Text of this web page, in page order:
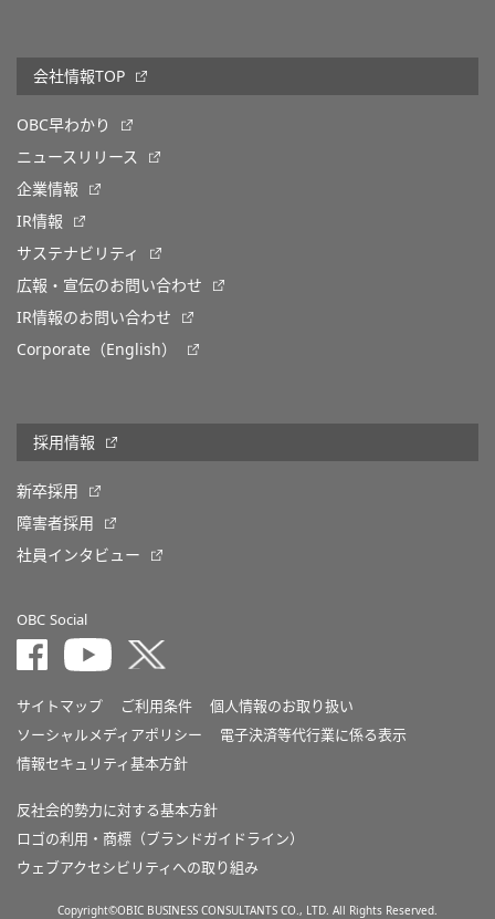
会社情報TOP
OBC早わかり
ニュースリリース
企業情報
IR情報
サステナビリティ
広報・宣伝のお問い合わせ
IR情報のお問い合わせ
Corporate（English）
採用情報
新卒採用
障害者採用
社員インタビュー
OBC Social
サイトマップ ご利用条件
個人情報のお取り扱い
ソーシャルメディアポリシー
電子決済等代行業に係る表示
情報セキュリティ基本方針
反社会的勢力に対する基本方針
ロゴの利用・商標（ブランドガイドライン）
ウェブアクセシビリティへの取り組み
Copyright©OBIC BUSINESS CONSULTANTS CO., LTD. All Rights Reserved.